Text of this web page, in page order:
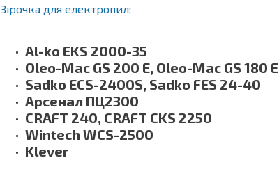
Зірочка для електропил:
Al-ko EKS 2000-35
Oleo-Mac GS 200 E, Oleo-Mac GS 180 E
Sadko ECS-2400S, Sadko FES 24-40
Арсенал ПЦ2300
CRAFT 240, CRAFT CKS 2250
Wintech WCS-2500
Klever